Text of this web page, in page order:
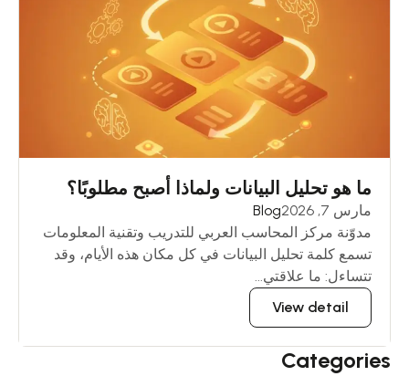
ما هو تحليل البيانات ولماذا أصبح مطلوبًا؟
مارس 7, 2026
Blog
مدوّنة مركز المحاسب العربي للتدريب وتقنية المعلومات
تسمع كلمة تحليل البيانات في كل مكان هذه الأيام، وقد
تتساءل: ما علاقتي...
View detail
Categories